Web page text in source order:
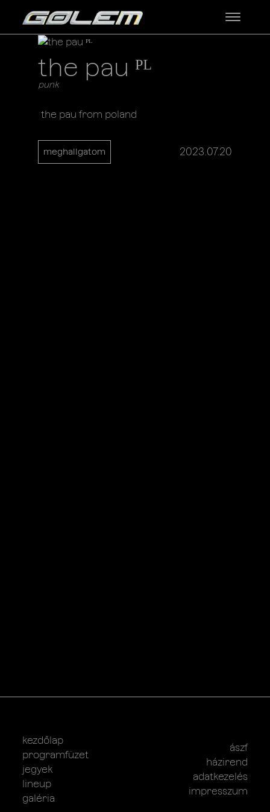
the pau ᴾᴸ
punk
the pau from poland
meghallgatom 2023.07.20
kezdőlap
programfüzet
jegyek
lineup
galéria
ászf
házirend
adatkezelés
impresszum